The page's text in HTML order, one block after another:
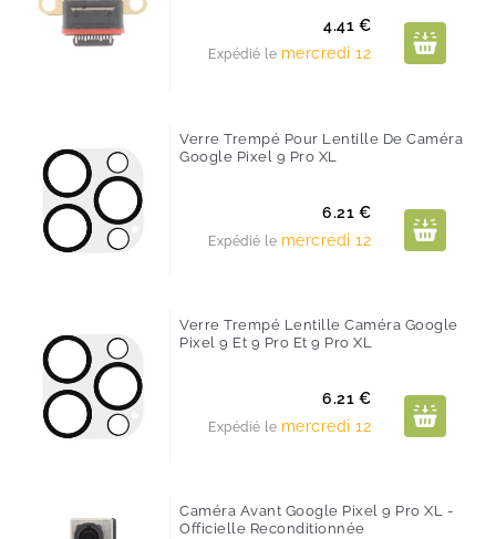
Prix
4.41 €
Expédié le mercredi 12
Verre Trempé Pour Lentille De Caméra
Google Pixel 9 Pro XL
Prix
6.21 €
Expédié le mercredi 12
Verre Trempé Lentille Caméra Google
Pixel 9 Et 9 Pro Et 9 Pro XL
Prix
6.21 €
Expédié le mercredi 12
Caméra Avant Google Pixel 9 Pro XL -
Officielle Reconditionnée